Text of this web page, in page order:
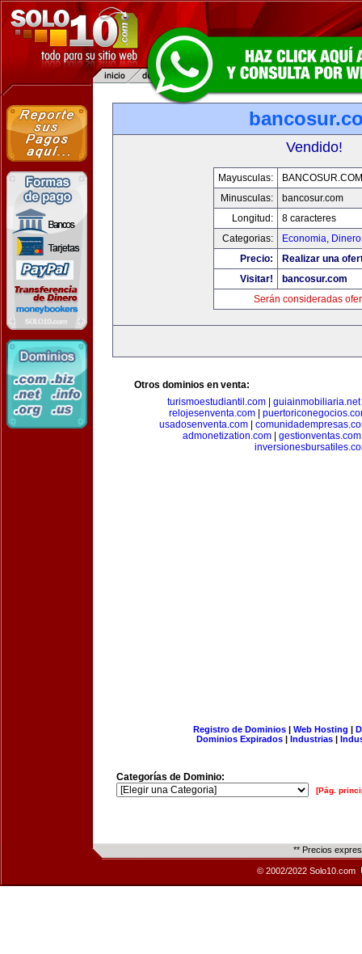
Vendido!
Mayusculas:
BANCOSUR.COM
Minusculas:
bancosur.com
Longitud:
8 caracteres
Categorias:
Economia,
Precio:
Realizar una
Visitar!
bancosur.com
Serán consideradas
Otros dominios en venta:
turismoestudiantil.com| guiainmobiliaria.net
relojesenventa.com|
usadosenventa.com|
admonetization.com| gestionventas.com
Registro de Dominios| Web Hosting |
Dominios Expirados | Industrias |
Categorías de Dominio:
[Pág.
** Precios
© 2002/2022 Solo10.com